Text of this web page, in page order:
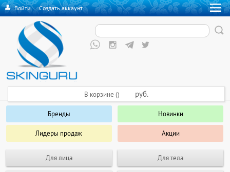
Войти·Создать аккаунт
Бренды Новинки
Лидеры продаж Акции
Для лица Для тела
В корзине () руб.